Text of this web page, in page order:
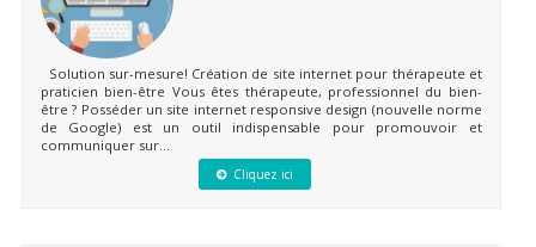
Solution sur-mesure! Création de site internet pour thérapeute et
praticien bien-être Vous êtes thérapeute, professionnel du bien-
être ? Posséder un site internet responsive design (nouvelle norme
de Google) est un outil indispensable pour promouvoir et
communiquer sur...
Cliquez ici